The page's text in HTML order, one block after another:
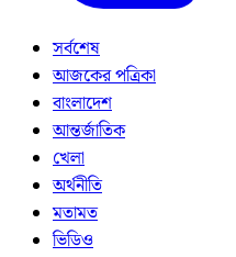
সর্বশেষ
আজকের পত্রিকা
বাংলাদেশ
আন্তর্জাতিক
খেলা
অর্থনীতি
মতামত
ভিডিও